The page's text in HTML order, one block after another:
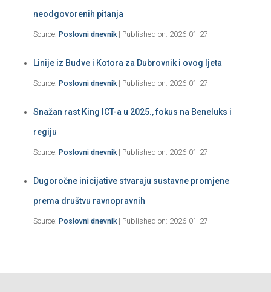
neodgovorenih pitanja
Source: Poslovni dnevnik Published on: 2026-01-27
Linije iz Budve i Kotora za Dubrovnik i ovog ljeta
Source: Poslovni dnevnik Published on: 2026-01-27
Snažan rast King ICT-a u 2025., fokus na Beneluks i
regiju
Source: Poslovni dnevnik Published on: 2026-01-27
Dugoročne inicijative stvaraju sustavne promjene
prema društvu ravnopravnih
Source: Poslovni dnevnik Published on: 2026-01-27